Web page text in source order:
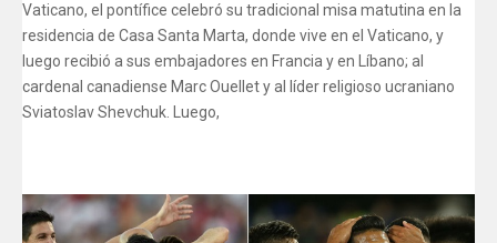
Vaticano, el pontífice celebró su tradicional misa matutina en la
residencia de Casa Santa Marta, donde vive en el Vaticano, y
luego recibió a sus embajadores en Francia y en Líbano; al
cardenal canadiense Marc Ouellet y al líder religioso ucraniano
Sviatoslav Shevchuk. Luego,